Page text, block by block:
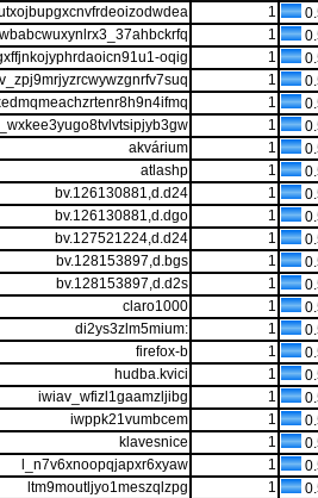
1
1
oqig
1
1
1
1
akvárium
1
atlashp
1
bv.126130881,d.d24
1
bv.126130881,d.dgo
1
bv.127521224,d.d24
1
bv.128153897,d.bgs
1
bv.128153897,d.d2s
1
claro1000
1
di2ys3zlm5mium:
1
firefox-b
1
hudba.kvici
1
iwiav_wfizl1gaamzljibg
1
iwppk21vumbcem
1
klavesnice
1
l_n7v6xnoopqjapxr6xyaw
1
ltm9moutljyo1meszqlzpg
1